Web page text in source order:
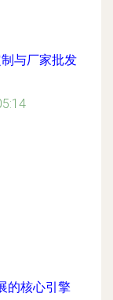
与厂家批发
的核心引擎